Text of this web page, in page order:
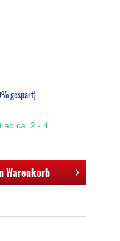
gespart)
ab ca. 2 - 4
Warenkorb